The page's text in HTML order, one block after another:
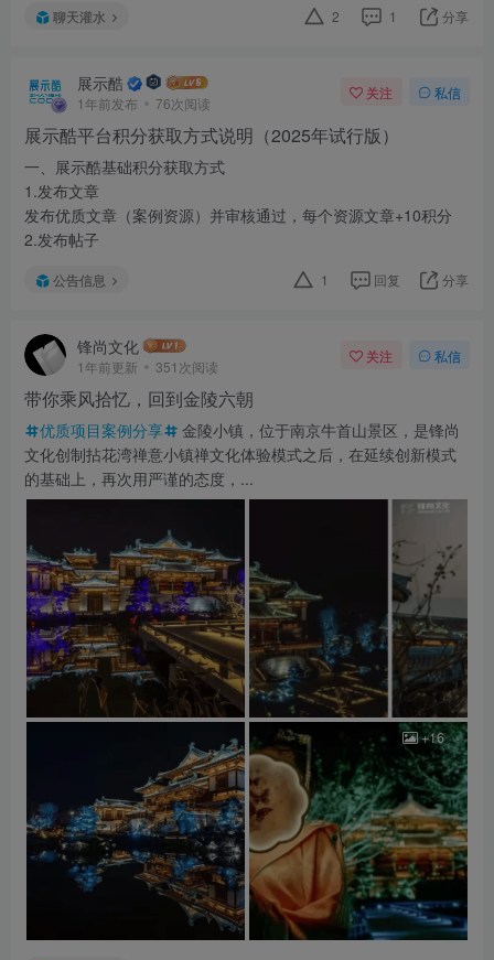
聊天灌水 2 1 分享
展示酷
1年前发布 76次阅读
关注 私信
展示酷平台积分获取方式说明（2025年试行版）
一、展示酷基础积分获取方式
1.发布文章
发布优质文章（案例资源）并审核通过，每个资源文章+10积分
2.发布帖子
公告信息 1 回复 分享
锋尚文化
1年前更新 351次阅读
关注 私信
带你乘风拾忆，回到金陵六朝
优质项目案例分享
金陵小镇，位于南京牛首山景区，是锋尚
文化创制拈花湾禅意小镇禅文化体验模式之后，在延续创新模式
的基础上，再次用严谨的态度，...
+16